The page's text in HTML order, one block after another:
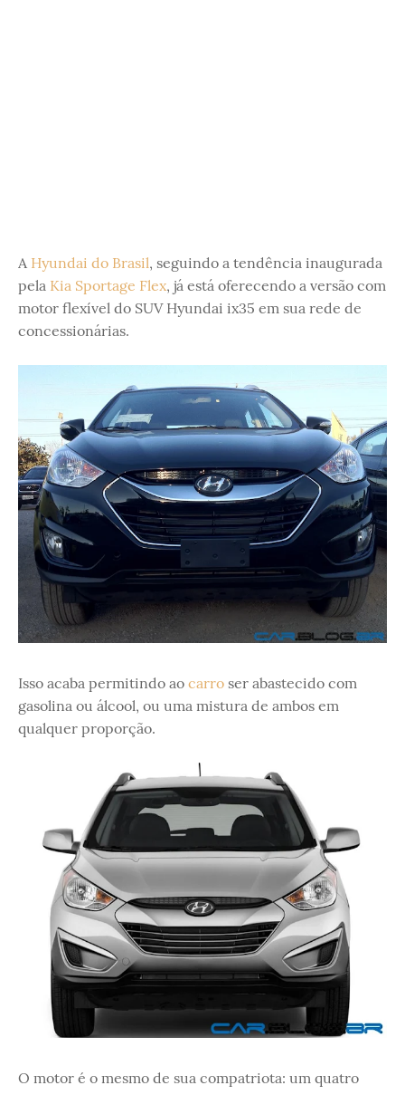
A Hyundai do Brasil, seguindo a tendência inaugurada
pela Kia Sportage Flex, já está oferecendo a versão com
motor flexível do SUV Hyundai ix35 em sua rede de
concessionárias.
Isso acaba permitindo ao carro ser abastecido com
gasolina ou álcool, ou uma mistura de ambos em
qualquer proporção.
O motor é o mesmo de sua compatriota: um quatro